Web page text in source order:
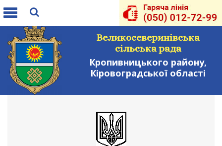
Toggle
Великосеверинівська
сільська рада
Кропивницького району,
Кіровоградської області